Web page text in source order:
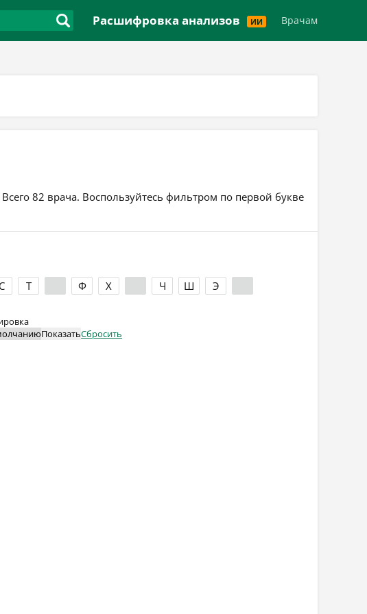
Расшифровка анализов ИИ Врачам
82 врача. Воспользуйтесь фильтром по первой букве
С Т Ф Х Ч Ш Э
ПоказатьСбросить